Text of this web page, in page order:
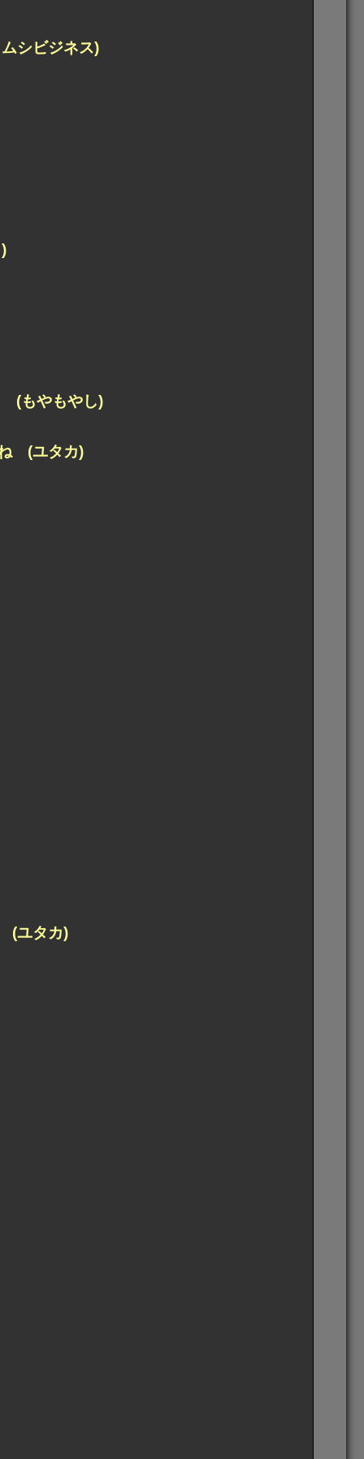
シビジネス)
(もやもやし)
ね (ユタカ)
(ユタカ)